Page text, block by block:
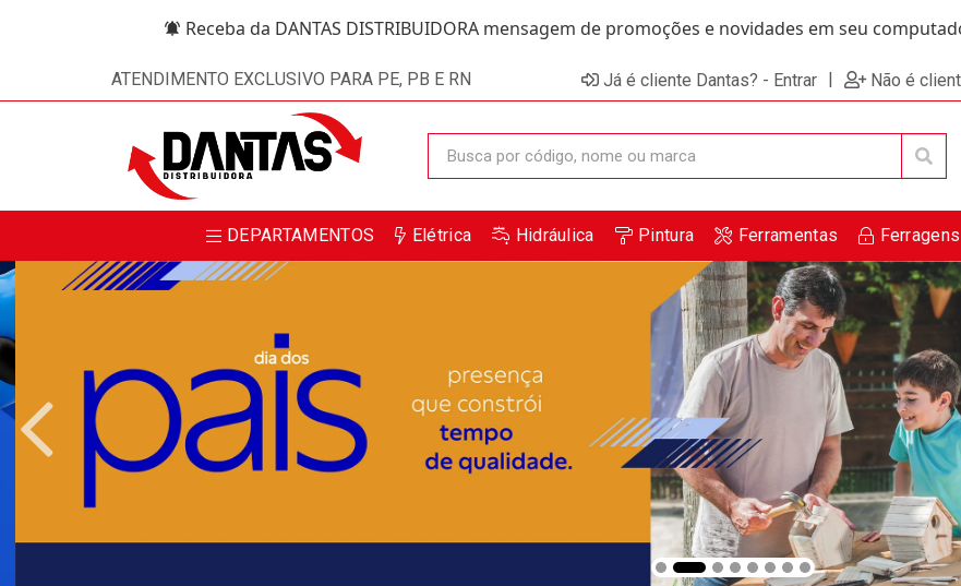
Receba da DANTAS DISTRIBUIDORA mensagem de promoções e novidades em seu
ATENDIMENTO EXCLUSIVO PARA PE, PB E RN Já é cliente Dantas? - Entrar | Não é
DEPARTAMENTOS Elétrica Hidráulica Pintura Ferramentas Ferragens